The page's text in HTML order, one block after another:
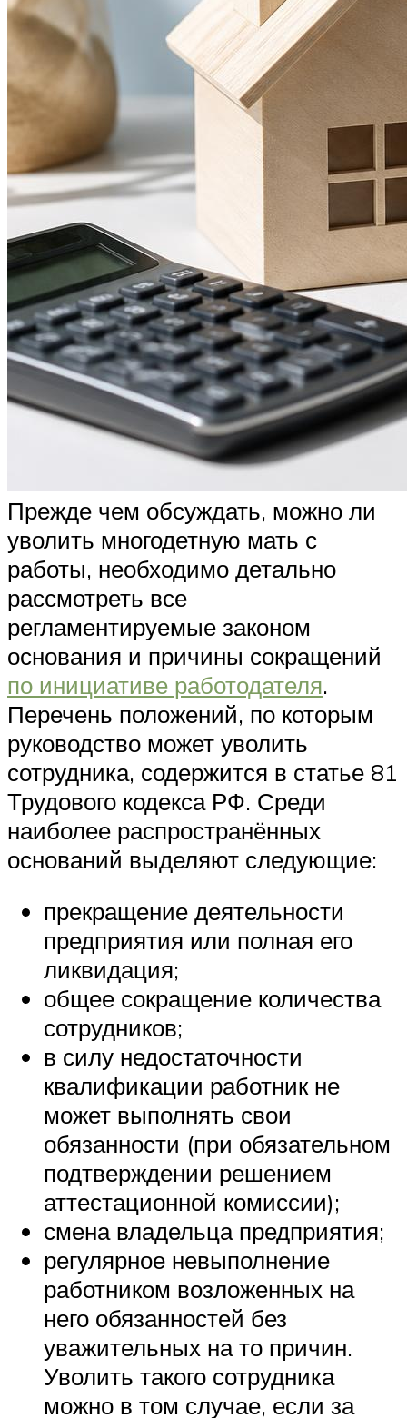
Прежде чем обсуждать, можно ли
уволить многодетную мать с
работы, необходимо детально
рассмотреть все
регламентируемые законом
основания и причины сокращений
по инициативе работодателя.
Перечень положений, по которым
руководство может уволить
сотрудника, содержится в статье 81
Трудового кодекса РФ. Среди
наиболее распространённых
оснований выделяют следующие:
прекращение деятельности
предприятия или полная его
ликвидация;
общее сокращение количества
сотрудников;
в силу недостаточности
квалификации работник не
может выполнять свои
обязанности (при обязательном
подтверждении решением
аттестационной комиссии);
смена владельца предприятия;
регулярное невыполнение
работником возложенных на
него обязанностей без
уважительных на то причин.
Уволить такого сотрудника
можно в том случае, если за